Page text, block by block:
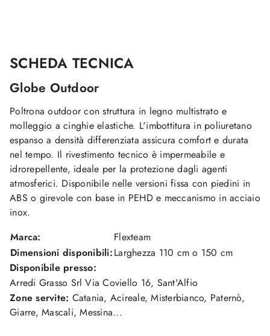
SCHEDA TECNICA
Globe Outdoor
Poltrona outdoor con struttura in legno multistrato e
molleggio a cinghie elastiche. L'imbottitura in poliuretano
espanso a densità differenziata assicura comfort e durata
nel tempo. Il rivestimento tecnico è impermeabile e
idrorepellente, ideale per la protezione dagli agenti
atmosferici. Disponibile nelle versioni fissa con piedini in
ABS o girevole con base in PEHD e meccanismo in acciaio
inox.
Marca:
Flexteam
Dimensioni disponibili:Larghezza 110 cm o 150 cm
Disponibile presso:
Arredi Grasso Srl Via Coviello 16, Sant'Alfio
Zone servite: Catania, Acireale, Misterbianco, Paternò,
Giarre, Mascali, Messina...